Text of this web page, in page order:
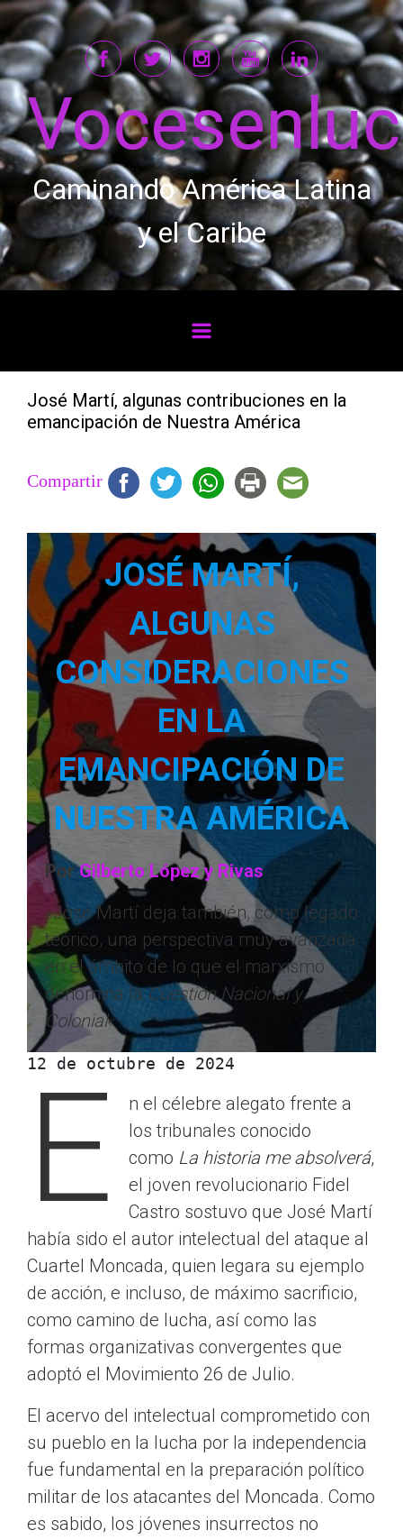
Saltar al contenido principal
Caminando América Latina
y el Caribe
José Martí, algunas contribuciones en la
emancipación de Nuestra América
Compartir
JOSÉ MARTÍ,
ALGUNAS
CONSIDERACIONES
EN LA
EMANCIPACIÓN DE
NUESTRA AMÉRICA
PorGilberto López y Rivas
«José Martí deja también, como legado
teórico, una perspectiva muy avanzada
en el ámbito de lo que el marxismo
denomina laCuestión Nacional y
Colonial«
12 de octubre de 2024
E
n el célebre alegato frente a
los tribunales conocido
como La historia me absolverá,
el joven revolucionario Fidel
Castro sostuvo que José Martí
había sido el autor intelectual del ataque al
Cuartel Moncada, quien legara su ejemplo
de acción, e incluso, de máximo sacrificio,
como camino de lucha, así como las
formas organizativas convergentes que
adoptó el Movimiento 26 de Julio.
El acervo del intelectual comprometido con
su pueblo en la lucha por la independencia
fue fundamental en la preparación político
militar de los atacantes del Moncada. Como
es sabido, los jóvenes insurrectos no